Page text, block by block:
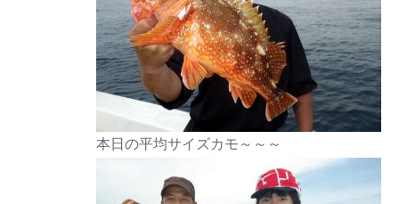
本日の平均サイズカモ～～～